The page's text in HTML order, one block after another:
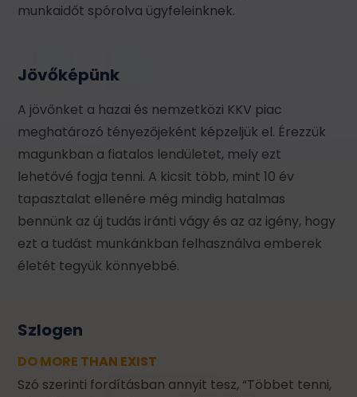
munkaidőt spórolva ügyfeleinknek.
Jövőképünk
A jövőnket a hazai és nemzetközi KKV piac
meghatározó tényezőjeként képzeljük el. Érezzük
magunkban a fiatalos lendületet, mely ezt
lehetővé fogja tenni. A kicsit több, mint 10 év
tapasztalat ellenére még mindig hatalmas
bennünk az új tudás iránti vágy és az az igény, hogy
ezt a tudást munkánkban felhasználva emberek
életét tegyük könnyebbé.
Szlogen
DO MORE THAN EXIST
Szó szerinti fordításban annyit tesz, “Többet tenni,